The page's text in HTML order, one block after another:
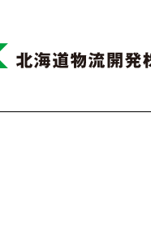
Logistics